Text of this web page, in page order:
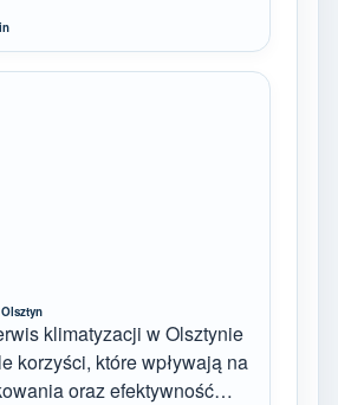
klimatyzacji w Olsztynie
korzyści, które wpływają na
oraz efektywność…